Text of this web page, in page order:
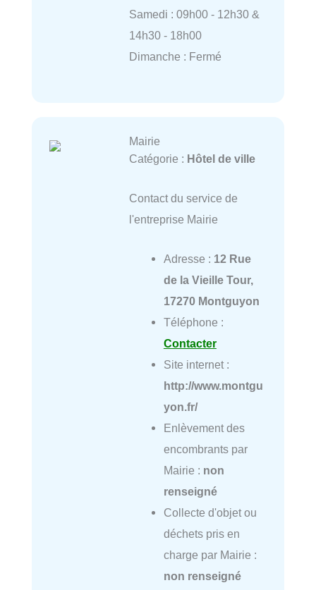
Samedi : 09h00 - 12h30 &
14h30 - 18h00
Dimanche : Fermé
Mairie
Catégorie : Hôtel de ville
Contact du service de
l'entreprise Mairie
Adresse : 12 Rue
de la Vieille Tour,
17270 Montguyon
Téléphone :
Contacter
Site internet :
http://www.montgu
yon.fr/
Enlèvement des
encombrants par
Mairie : non
renseigné
Collecte d'objet ou
déchets pris en
charge par Mairie :
non renseigné